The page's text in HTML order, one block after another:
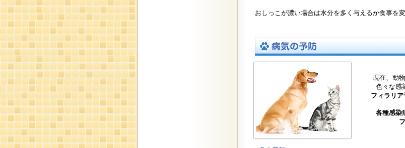
おしっこが濃い場合は水分を多く与えるか食事を
現在、動
色々な感
フィラリア
各種感染